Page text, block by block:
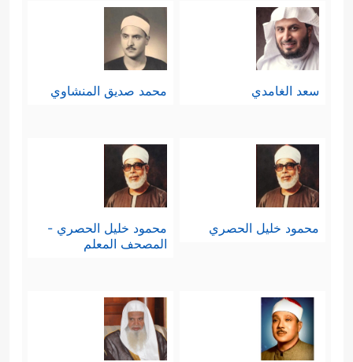
سعد الغامدي محمد صديق المنشاوي
محمود خليل الحصري
محمود خليل الحصري -
المصحف المعلم